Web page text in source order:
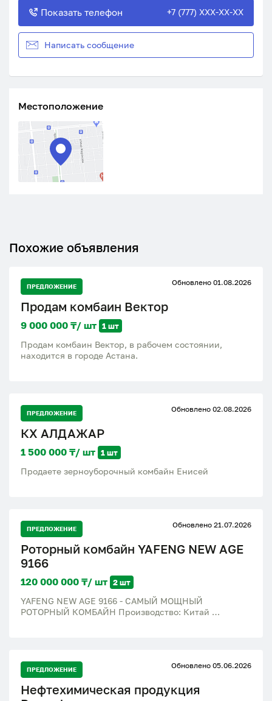
Показать телефон +7 (777) XXX-XX-XX
Написать сообщение
Местоположение
Похожие объявления
ПРЕДЛОЖЕНИЕ Обновлено 01.08.2026
Продам комбаин Вектор
9 000 000 ₸/ шт 1 шт
Продам комбаин Вектор, в рабочем состоянии,
находится в городе Астана.
ПРЕДЛОЖЕНИЕ Обновлено 02.08.2026
КХ АЛДАЖАР
1 500 000 ₸/ шт 1 шт
Продаете зерноуборочный комбайн Енисей
ПРЕДЛОЖЕНИЕ Обновлено 21.07.2026
Роторный комбайн YAFENG NEW AGE
9166
120 000 000 ₸/ шт 2 шт
YAFENG NEW AGE 9166 - САМЫЙ МОЩНЫЙ
РОТОРНЫЙ КОМБАЙН Производство: Китай
Топливный бак: 500 л Жатка: в комплекте зерновая
9,15 м (flex), привод Шумахер Это самый мощный
серийно изготавливаемый китайский комбайн.
ПРЕДЛОЖЕНИЕ Обновлено 05.06.2026
Нефтехимическая продукция